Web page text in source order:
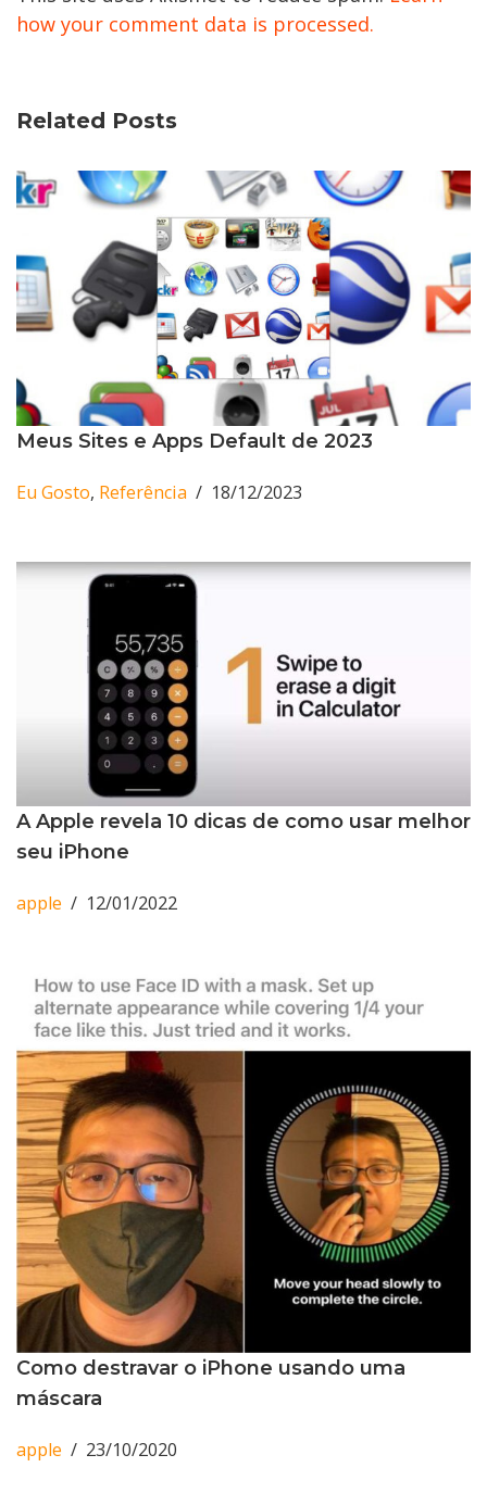
how your comment data is processed.
Related Posts
Meus Sites e Apps Default de 2023
Eu Gosto, Referência 18/12/2023
A Apple revela 10 dicas de como usar melhor
seu iPhone
apple 12/01/2022
Como destravar o iPhone usando uma
máscara
apple 23/10/2020